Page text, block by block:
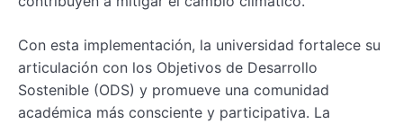
Con esta implementación, la universidad fortalece su
articulación con los Objetivos de Desarrollo
Sostenible (ODS) y promueve una comunidad
académica más consciente y participativa. La